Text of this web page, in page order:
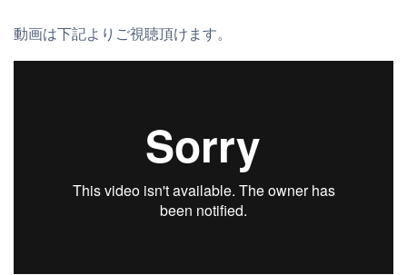
動画は下記よりご視聴頂けます。